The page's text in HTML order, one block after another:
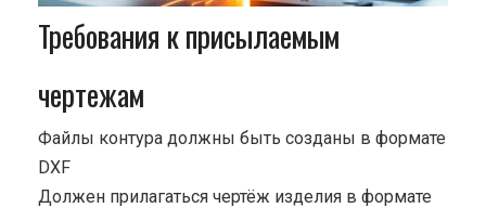
Требования к присылаемым
чертежам
Файлы контура должны быть созданы в формате
DXF
Должен прилагаться чертёж изделия в формате